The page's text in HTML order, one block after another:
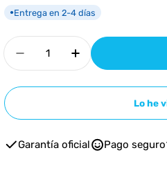
Abrir medios 1 en modal
●Entrega en 2-4 días
Cantidad
Disminuir cantidad
Aumentar
Lo he
Garantía oficial Pago seguro